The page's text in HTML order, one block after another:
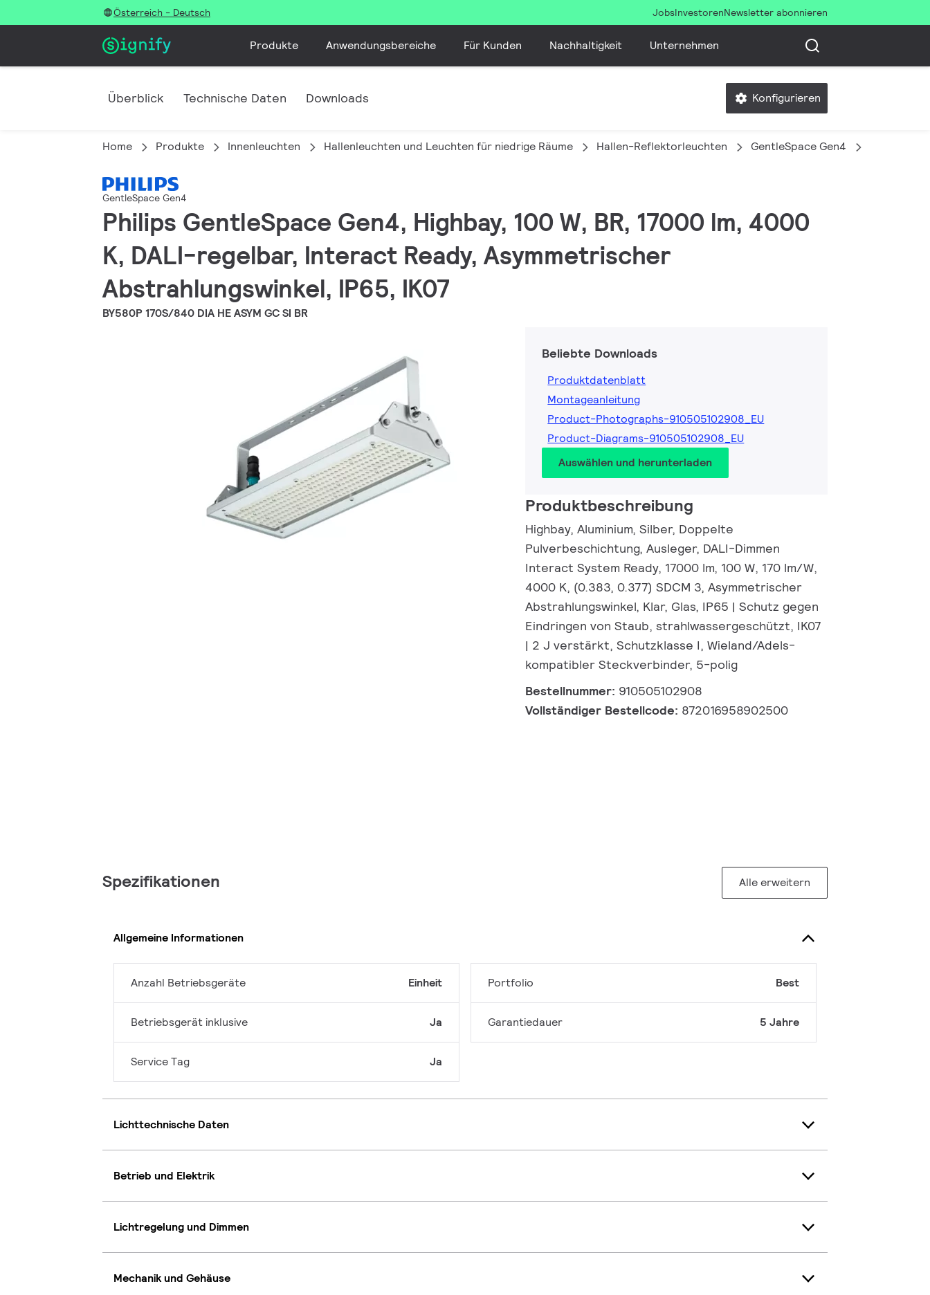
Österreich - Deutsch JobsInvestorenNewsletter abonnieren
Produkte Anwendungsbereiche Für Kunden Nachhaltigkeit Unternehmen
Überblick Technische Daten Downloads Konfigurieren
Home Produkte Innenleuchten Hallenleuchten und Leuchten für niedrige Räume Hallen-Reflektorleuchten GentleSpace Gen4
GentleSpace Gen4
Philips GentleSpace Gen4, Highbay, 100 W, BR, 17000 lm, 4000
K, DALI-regelbar, Interact Ready, Asymmetrischer
Abstrahlungswinkel, IP65, IK07
BY580P 170S/840 DIA HE ASYM GC SI BR
Beliebte Downloads
Produktdatenblatt
Montageanleitung
Product-Photographs-910505102908_EU
Product-Diagrams-910505102908_EU
Auswählen und herunterladen
Produktbeschreibung
Highbay, Aluminium, Silber, Doppelte
Pulverbeschichtung, Ausleger, DALI-Dimmen
Interact System Ready, 17000 lm, 100 W, 170 lm/W,
4000 K, (0.383, 0.377) SDCM 3, Asymmetrischer
Abstrahlungswinkel, Klar, Glas, IP65 | Schutz gegen
Eindringen von Staub, strahlwassergeschützt, IK07
| 2 J verstärkt, Schutzklasse I, Wieland/Adels-
kompatibler Steckverbinder, 5-polig
Bestellnummer: 910505102908
Vollständiger Bestellcode: 872016958902500
Spezifikationen Alle erweitern
Allgemeine Informationen
Anzahl Betriebsgeräte Einheit
Betriebsgerät inklusive Ja
Service Tag Ja
Portfolio Best
Garantiedauer 5 Jahre
Lichttechnische Daten
Betrieb und Elektrik
Lichtregelung und Dimmen
Mechanik und Gehäuse